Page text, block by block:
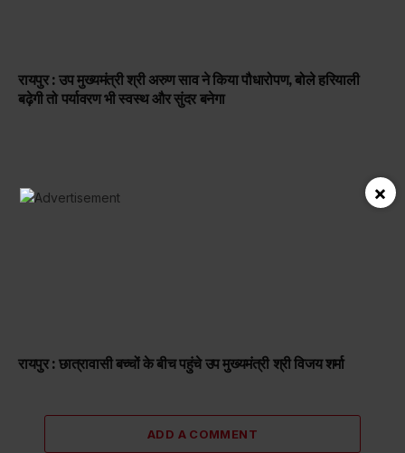
रायपुर : उप मुख्यमंत्री श्री अरुण साव ने किया पौधारोपण, बोले हरियाली
बढ़ेगी तो पर्यावरण भी स्वस्थ और सुंदर बनेगा
रायपुर : छात्रावासी बच्चों के बीच पहुंचे उप मुख्यमंत्री श्री विजय शर्मा
ADD A COMMENT
×